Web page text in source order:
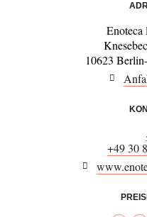
10623
+49 30